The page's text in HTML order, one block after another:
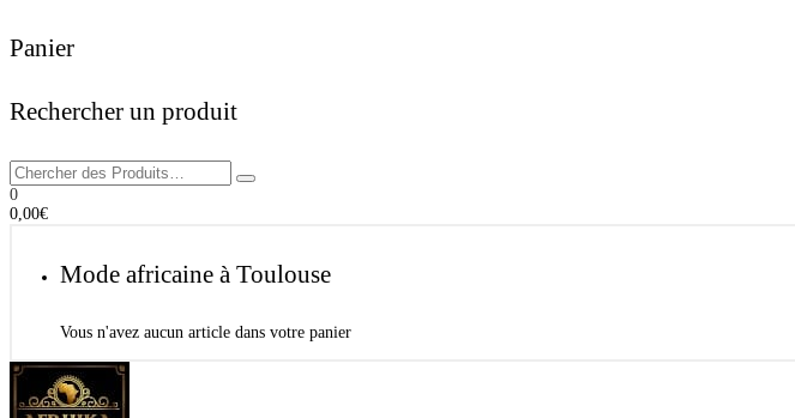
Panier
Rechercher un produit
0
0,00€
Mode africaine à Toulouse
Vous n'avez aucun article dans votre panier